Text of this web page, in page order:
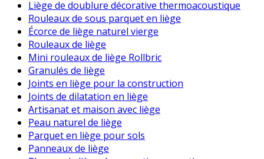
Liège de doublure décorative thermoacoustique
Rouleaux de sous parquet en liège
Écorce de liège naturel vierge
Rouleaux de liège
Mini rouleaux de liège Rollbric
Granulés de liège
Joints en liège pour la construction
Joints de dilatation en liège
Artisanat et maison avec liège
Peau naturel de liège
Parquet en liège pour sols
Panneaux de liège